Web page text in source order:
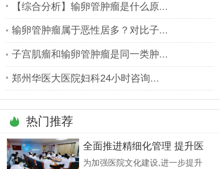
【综合分析】输卵管肿瘤是什么原...
输卵管肿瘤属于恶性居多？对比子...
子宫肌瘤和输卵管肿瘤是同一类肿...
郑州华医大医院妇科24小时咨询...
热门推荐
全面推进精细化管理 提升医
疗服
为加强医院文化建设,进一步提升